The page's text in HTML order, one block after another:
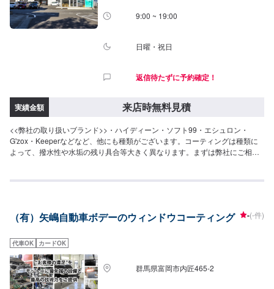
9:00 ~ 19:00
日曜・祝日
返信待たずに予約確定！
実績金額 来店時無料見積
<<弊社の取り扱いブランド>>・ハイディーン・ソフト99・エシュロン・
G'zox・Keeperなどなど、他にも種類がございます。コーティングは種類に
よって、撥水性や水垢の残り具合等大きく異なります。まずは弊社にご相談
ますので、前橋でウィンドウコーティングの施工ならKOIKEにお任せくださ
タの指定工場でもあります。国産車もご安心してご依頼ください。<<無料の
たします。
（有）矢嶋自動車ボデーのウィンドウコーティング -(-件)
代車OK カードOK
群馬県富岡市内匠465‐2